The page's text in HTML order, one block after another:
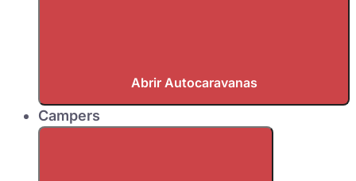
Abrir Autocaravanas
Campers